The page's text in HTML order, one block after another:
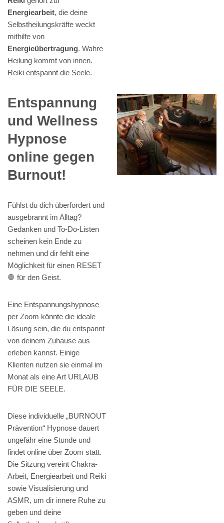
Energiearbeit, die deine
Selbstheilungskräfte weckt
mithilfe von
Energieübertragung. Wahre
Heilung kommt von innen.
Reiki entspannt die Seele.
Entspannung
und Wellness
Hypnose
online gegen
Burnout!
Fühlst du dich überfordert und
ausgebrannt im Alltag?
Gedanken und To-Do-Listen
scheinen kein Ende zu
nehmen und dir fehlt eine
Möglichkeit für einen RESET
🛑 für den Geist.
Eine Entspannungshypnose
per Zoom könnte die ideale
Lösung sein, die du entspannt
von deinem Zuhause aus
erleben kannst. Einige
Klienten nutzen sie einmal im
Monat als eine Art URLAUB
FÜR DIE SEELE.
Diese individuelle „BURNOUT
Prävention“ Hypnose dauert
ungefähr eine Stunde und
findet online über Zoom statt.
Die Sitzung vereint Chakra-
Arbeit, Energiearbeit und Reiki
sowie Visualisierung und
ASMR, um dir innere Ruhe zu
geben und deine